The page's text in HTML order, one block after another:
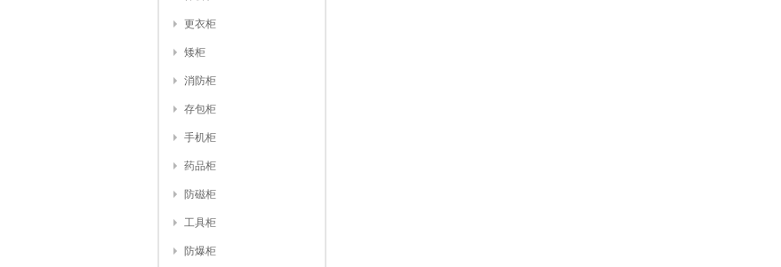
更衣柜
矮柜
消防柜
存包柜
手机柜
药品柜
防磁柜
工具柜
防爆柜